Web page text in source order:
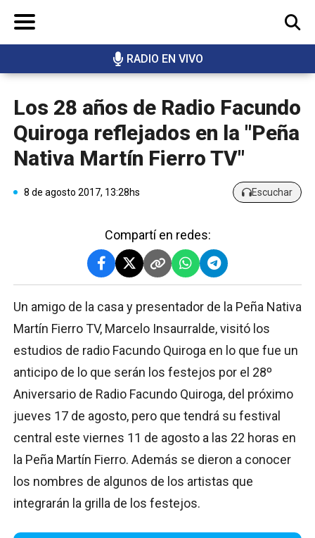
RADIO EN VIVO
BUSCAR
Los 28 años de Radio Facundo
Quiroga reflejados en la "Peña
Nativa Martín Fierro TV"
8 de agosto 2017, 13:28hs Escuchar
Compartí en redes:
Un amigo de la casa y presentador de la Peña Nativa
Martín Fierro TV, Marcelo Insaurralde, visitó los
estudios de radio Facundo Quiroga en lo que fue un
anticipo de lo que serán los festejos por el 28º
Aniversario de Radio Facundo Quiroga, del próximo
jueves 17 de agosto, pero que tendrá su festival
central este viernes 11 de agosto a las 22 horas en
la Peña Martín Fierro. Además se dieron a conocer
los nombres de algunos de los artistas que
integrarán la grilla de los festejos.